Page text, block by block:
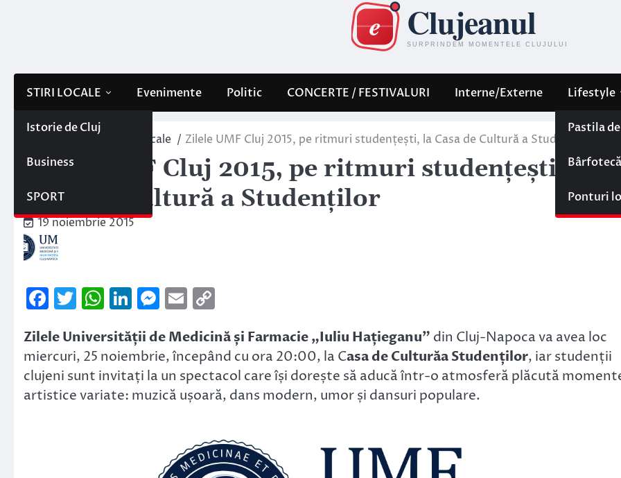
STIRI LOCALE
Istorie de Cluj
Business
SPORT
Evenimente Politic CONCERTE / FESTIVALURI Interne/Externe Lifestyle
Pastila
Bârfotecă
Ponturi
Evenimente locale Zilele UMF Cluj 2015, pe ritmuri studențești, la Casa de Cultură a Studenților
Zilele UMF Cluj 2015, pe ritmuri studențești, la
Casa de Cultură a Studenților
19 noiembrie 2015
Facebook
Twitter
WhatsApp
LinkedIn
Messenger
Email
Zilele Universității de Medicină și Farmacie „Iuliu Hațieganu” din Cluj-Napoca va avea loc
miercuri, 25 noiembrie, începând cu ora 20:00, la Casa de Culturăa Studenților, iar studenții
clujeni sunt invitați la un spectacol care își dorește să aducă într-o atmosferă plăcută
artistice variate: muzică ușoară, dans modern, umor și dansuri populare.